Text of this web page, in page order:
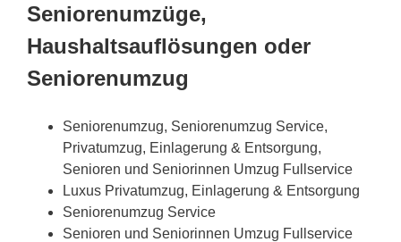
Seniorenumzüge,
Haushaltsauflösungen oder
Seniorenumzug
Seniorenumzug, Seniorenumzug Service,
Privatumzug, Einlagerung & Entsorgung,
Senioren und Seniorinnen Umzug Fullservice
Luxus Privatumzug, Einlagerung & Entsorgung
Seniorenumzug Service
Senioren und Seniorinnen Umzug Fullservice